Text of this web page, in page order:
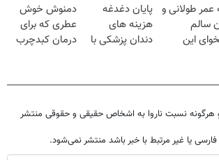
عمر طولانی و
سالم
این
پایان دغدغه
هزینه های
دندان پزشکی با
دمنوش خوش
عطری که برای
درمان کبدچرب
هرگونه نسبت ناروا به اشخاص حقیقی و حقوقی منتشر
فارسی یا غیر مرتبط با خبر باشد منتشر نمی‌شود.